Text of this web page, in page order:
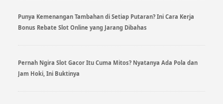
Punya Kemenangan Tambahan di Setiap Putaran? Ini Cara Kerja
Bonus Rebate Slot Online yang Jarang Dibahas
Pernah Ngira Slot Gacor Itu Cuma Mitos? Nyatanya Ada Pola dan
Jam Hoki, Ini Buktinya